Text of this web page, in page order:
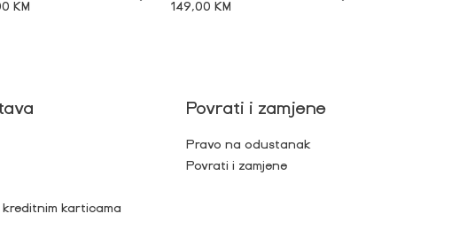
KM
149,00 KM
karticama
Povrati i zamjene
Pravo na odustanak
Povrati i zamjene